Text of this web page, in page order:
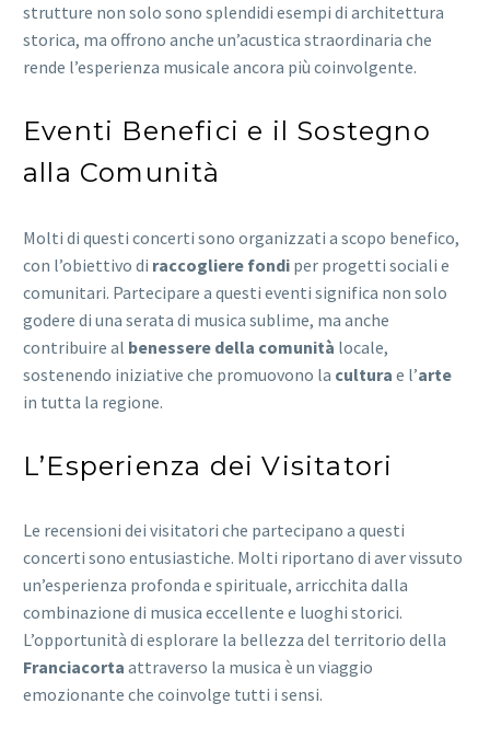
strutture non solo sono splendidi esempi di architettura
storica, ma offrono anche un’acustica straordinaria che
rende l’esperienza musicale ancora più coinvolgente.
Eventi Benefici e il Sostegno
alla Comunità
Molti di questi concerti sono organizzati a scopo benefico,
con l’obiettivo di raccogliere fondi per progetti sociali e
comunitari. Partecipare a questi eventi significa non solo
godere di una serata di musica sublime, ma anche
contribuire al benessere della comunità locale,
sostenendo iniziative che promuovono la cultura e l’arte
in tutta la regione.
L’Esperienza dei Visitatori
Le recensioni dei visitatori che partecipano a questi
concerti sono entusiastiche. Molti riportano di aver vissuto
un’esperienza profonda e spirituale, arricchita dalla
combinazione di musica eccellente e luoghi storici.
L’opportunità di esplorare la bellezza del territorio della
Franciacorta attraverso la musica è un viaggio
emozionante che coinvolge tutti i sensi.